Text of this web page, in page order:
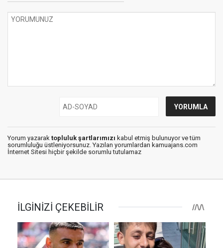
Yorum yazarak topluluk şartlarımızı kabul etmiş bulunuyor ve tüm
sorumluluğu üstleniyorsunuz. Yazılan yorumlardan kamuajans.com
İnternet Sitesi hiçbir şekilde sorumlu tutulamaz